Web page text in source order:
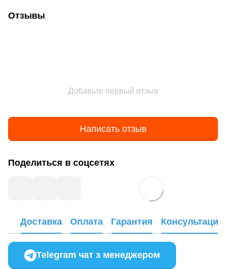
Отзывы
Добавьте первый отзыв
Написать отзыв
Поделиться в соцсетях
Доставка Оплата Гарантия Консультация
Telegram чат з менеджером